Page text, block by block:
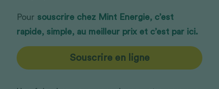
Pour souscrire chez Mint Energie, c’est
rapide, simple, au meilleur prix et c’est par ici.
Souscrire en ligne